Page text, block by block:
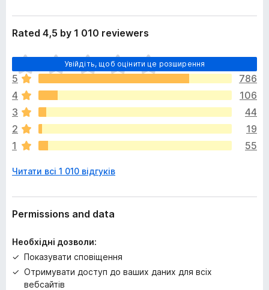
Rated 4,5 by 1 010 reviewers
Увійдіть, щоб оцінити це розширення
Щ
е
н
е
м
а
є
о
і
о
к
5
786
4
106
3
44
2
19
1
55
Читати всі 1 010 відгуків
Permissions and data
Необхідні дозволи:
Показувати сповіщення
Отримувати доступ до ваших даних для всіх
вебсайтів